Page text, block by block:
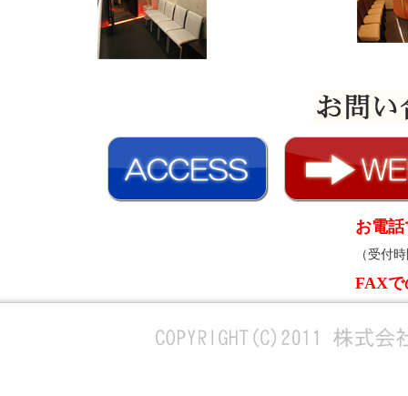
お電
（受付
FAXで